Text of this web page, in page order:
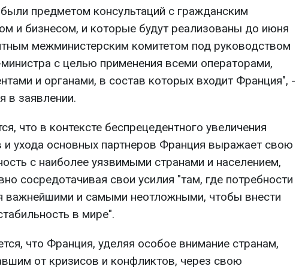
предметом консультаций с гражданским
и бизнесом, и которые будут реализованы до июня
межминистерским комитетом под руководством
с целью применения всеми операторами,
и органами, в состав которых входит Франция", -
в заявлении.
что в контексте беспрецедентного увеличения
и ухода основных партнеров Франция выражает свою
с наиболее уязвимыми странами и населением,
сосредотачивая свои усилия "там, где потребности
важнейшими и самыми неотложными, чтобы внести
в мире".
что Франция, уделяя особое внимание странам,
от кризисов и конфликтов, через свою